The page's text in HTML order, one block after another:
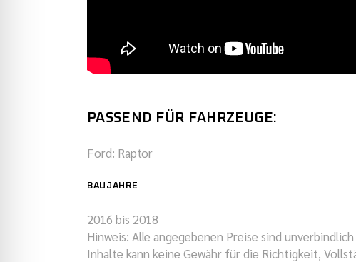
PASSEND FÜR FAHRZEUGE:
Ford: Raptor
BAUJAHRE
2016 bis 2018
Hinweis: Alle angegebenen Preise sind
Inhalte kann keine Gewähr für die Richtigkeit,